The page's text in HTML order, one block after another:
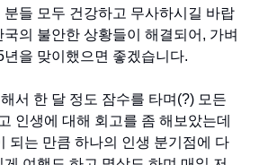
분들 모두 건강하고 무사하시길 바랍
의 불안한 상황들이 해결되어, 가벼
을 맞이했으면 좋겠습니다.
서 한 달 정도 잠수를 타며(?) 모든
인생에 대해 회고를 좀 해보았는데
되는 만큼 하나의 인생 분기점에 다